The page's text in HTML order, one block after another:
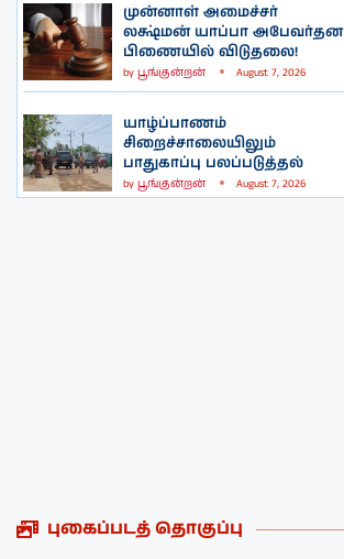
முன்னாள் அமைச்சர்
லக்ஷ்மன் யாப்பா அபேவர்தன
பிணையில் விடுதலை!
by பூங்குன்றன் August 7, 2026
யாழ்ப்பாணம்
சிறைச்சாலையிலும்
பாதுகாப்பு பலப்படுத்தல்
by பூங்குன்றன் August 7, 2026
புகைப்படத் தொகுப்பு